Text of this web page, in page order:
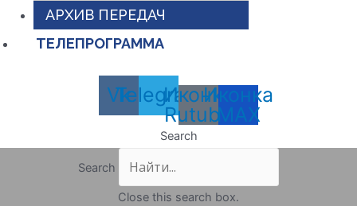
АРХИВ ПЕРЕДАЧ
ТЕЛЕПРОГРАММА
Vk
Telegram
Иконка
Rutube
Иконка
MAX
Search
Search
Close this search box.